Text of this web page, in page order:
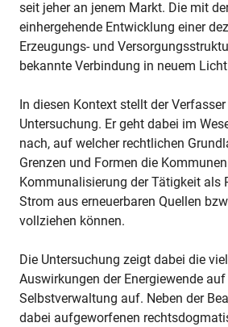
seit jeher an jenem Markt. Die mit
einhergehende Entwicklung einer
Erzeugungs- und
bekannte Verbindung in neuem
In diesen Kontext stellt der
Untersuchung. Er geht dabei im
nach, auf welcher rechtlichen
Grenzen und Formen die
Kommunalisierung der Tätigkeit als
Strom aus erneuerbaren Quellen
vollziehen können.
Die Untersuchung zeigt dabei die
Auswirkungen der Energiewende
Selbstverwaltung auf. Neben der
dabei aufgeworfenen